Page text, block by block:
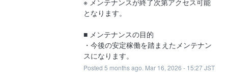
となります。
■ メンテナンスの目的
・今後の安定稼働を踏まえたメンテナン
スになります。
Posted 5 months ago. Mar 16, 2026 - 15:27JST